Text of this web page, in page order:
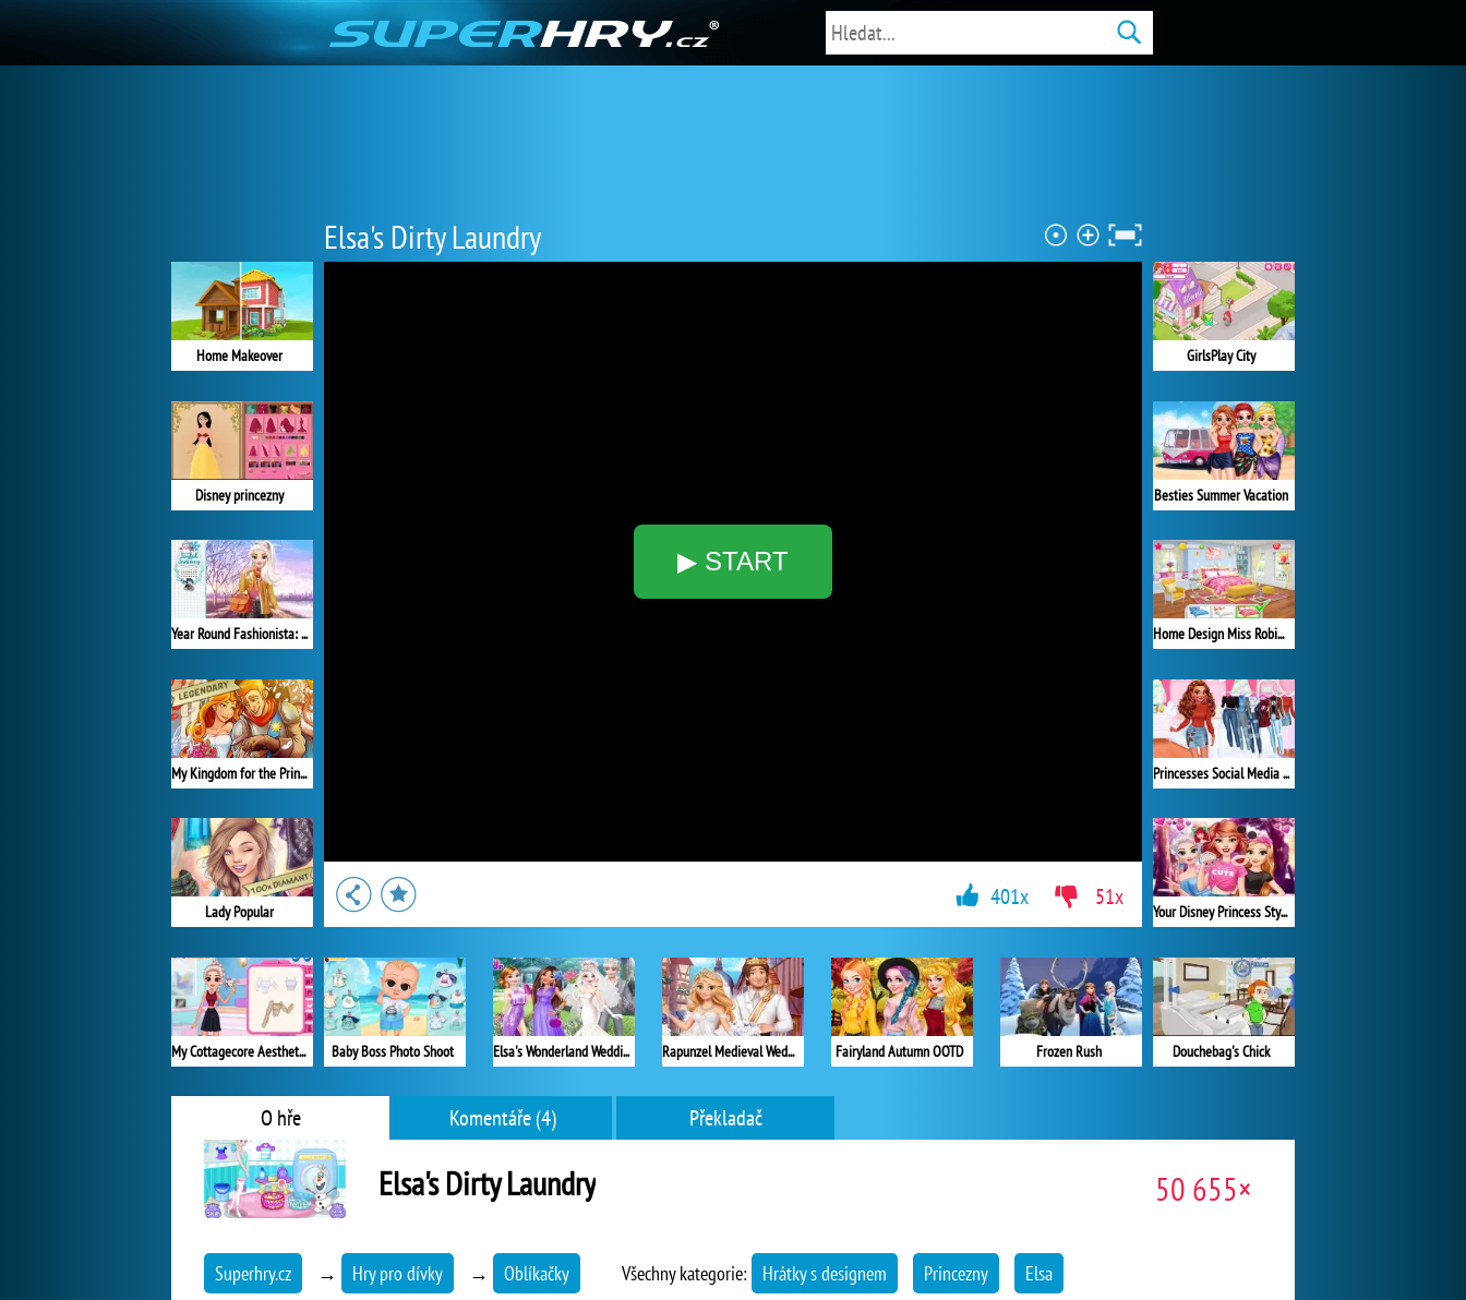
Elsa's Dirty Laundry
▶ START
Home Makeover
Disney princezny
Year Round Fashionista: Elsa
My Kingdom for the Princess Plná verze
Lady Popular
My Cottagecore Aesthetic Look
GirlsPlay City
Besties Summer Vacation
Home Design Miss Robins Home Makeover
Princesses Social Media Stars
Your Disney Princess Style
Douchebag's Chick
Baby Boss Photo Shoot Elsa's Wonderland Wedding Rapunzel Medieval Wedding Fairyland Autumn OOTD Frozen Rush
401x 51x
O hře Komentáře (4) Překladač
Elsa's Dirty Laundry 50 655×
Superhry.cz → Hry pro dívky → Oblíkačky Všechny kategorie: Hrátky s designem Princezny Elsa